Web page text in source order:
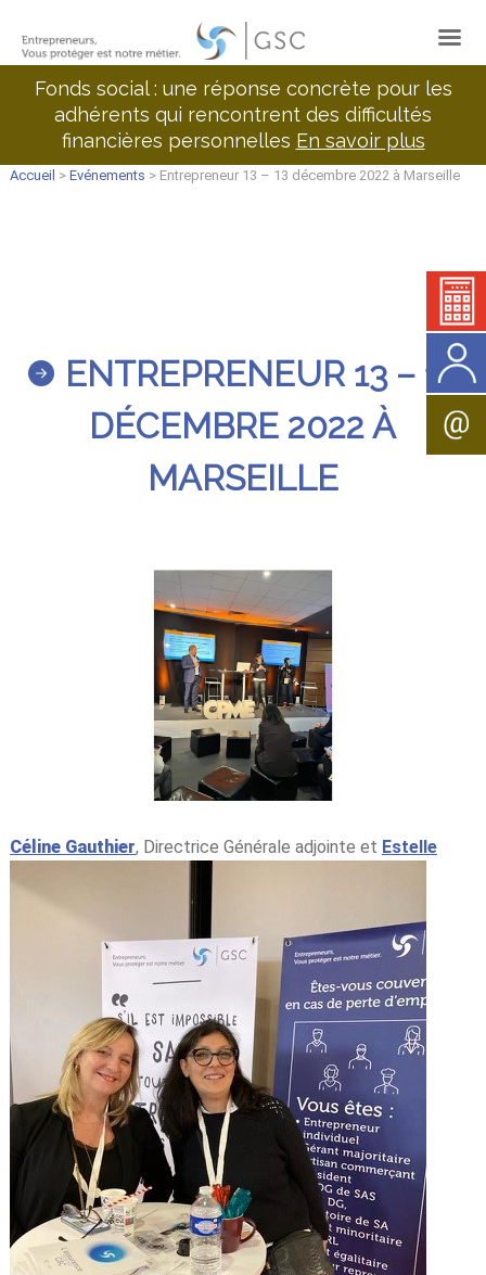
Fonds social : une réponse concrète pour les
adhérents qui rencontrent des difficultés
financières personnelles En savoir plus
Accueil > Evénements > Entrepreneur 13 – 13 décembre 2022 à Marseille
ENTREPRENEUR 13 – 13
DÉCEMBRE 2022 À
MARSEILLE
Céline Gauthier, Directrice Générale adjointe et Estelle